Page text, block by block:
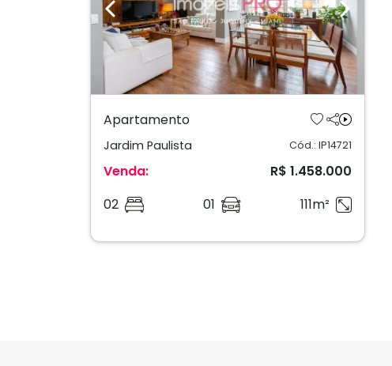
Previous Next
Apartamento
Jardim Paulista Cód.: IP14721
Venda:
R$ 1.458.000
02
01 111m²